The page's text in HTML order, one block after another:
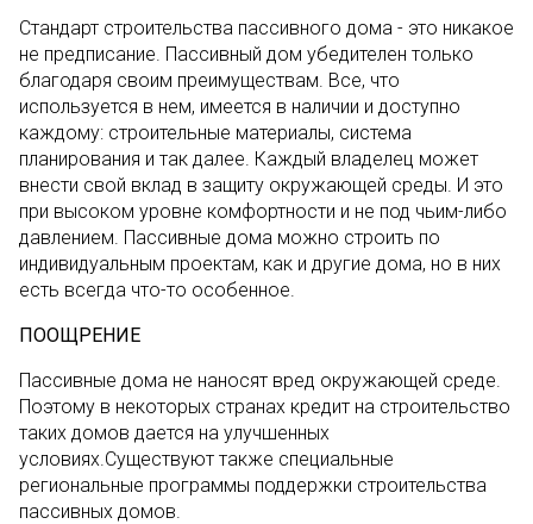
Стандарт строительства пассивного дома - это никакое
не предписание. Пассивный дом убедителен только
благодаря своим преимуществам. Все, что
используется в нем, имеется в наличии и доступно
каждому: строительные материалы, система
планирования и так далее. Каждый владелец может
внести свой вклад в защиту окружающей среды. И это
при высоком уровне комфортности и не под чьим-либо
давлением. Пассивные дома можно строить по
индивидуальным проектам, как и другие дома, но в них
есть всегда что-то особенное.
ПООЩРЕНИЕ
Пассивные дома не наносят вред окружающей среде.
Поэтому в некоторых странах кредит на строительство
таких домов дается на улучшенных
условиях.Существуют также специальные
региональные программы поддержки строительства
пассивных домов.